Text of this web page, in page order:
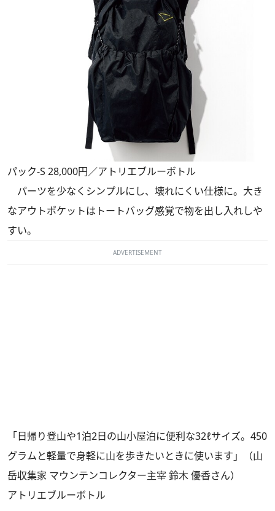
パック-S 28,000円／アトリエブルーボトル
パーツを少なくシンプルにし、壊れにくい仕様に。大き
なアウトポケットはトートバッグ感覚で物を出し入れしや
すい。
ADVERTISEMENT
「日帰り登山や1泊2日の山小屋泊に便利な32ℓサイズ。450
グラムと軽量で身軽に山を歩きたいときに使います」（山
岳収集家 マウンテンコレクター主宰 鈴木 優香さん）
アトリエブルーボトル